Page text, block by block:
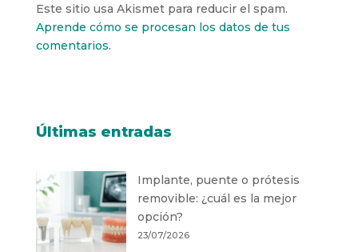
Este sitio usa Akismet para reducir el spam.
Aprende cómo se procesan los datos de tus
comentarios.
Últimas entradas
Implante, puente o prótesis
removible: ¿cuál es la mejor
opción?
23/07/2026